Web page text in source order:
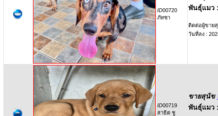
ID00720
ภัทชา
พันธุ์แมว
ติดต่อผู้ขาย
วันที่ลง :
ID00719
สาธิต ชู
ขายสุนัข
พันธุ์แมว